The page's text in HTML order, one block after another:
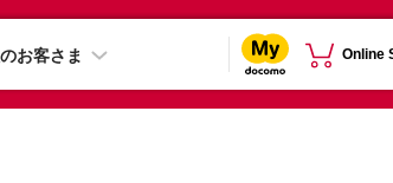
お客さま Online